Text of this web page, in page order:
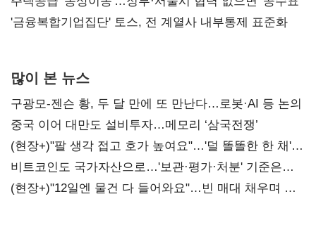
'금융복합기업집단' 토스, 전 계열사 내부통제 표준화
많이 본 뉴스
구광모-젠슨 황, 두 달 만에 또 만난다…로봇·AI 등 논의
중국 이어 대만도 설비투자…메모리 ‘삼국전쟁’
(현장+)"팔 생각 접고 호가 높여요"…'덜 똘똘한 한 채'
20억 키맞추기
비트코인도 국가자산으로…'보관·평가·처분' 기준은
숙제
(현장+)"12일엔 물건 다 들어와요"…빈 매대 채우며 문